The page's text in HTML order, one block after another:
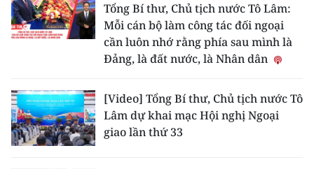
Tổng Bí thư, Chủ tịch nước Tô Lâm:
Mỗi cán bộ làm công tác đối ngoại
cần luôn nhớ rằng phía sau mình là
Đảng, là đất nước, là Nhân dân
[Video] Tổng Bí thư, Chủ tịch nước Tô
Lâm dự khai mạc Hội nghị Ngoại
giao lần thứ 33